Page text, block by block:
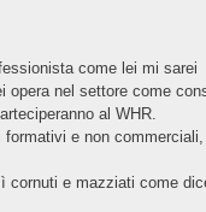
come lei mi sarei
opera nel settore come
al WHR.
formativi e non
cornuti e mazziati come